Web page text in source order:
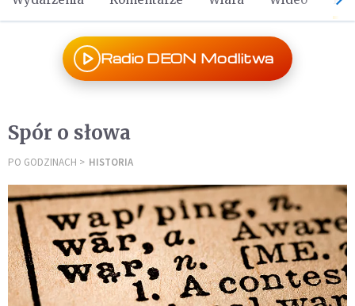
Radio DEON Modlitwa
Spór o słowa
PO GODZINACH HISTORIA